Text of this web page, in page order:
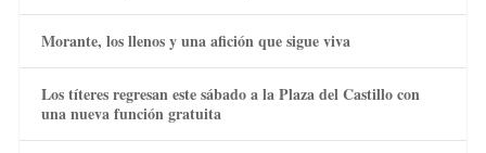
Morante, los llenos y una afición que sigue viva
Los títeres regresan este sábado a la Plaza del Castillo con
una nueva función gratuita